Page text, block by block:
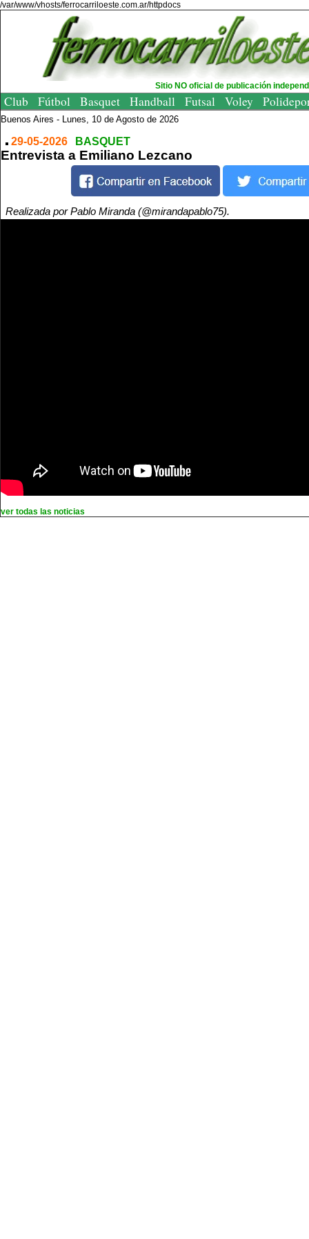
/var/www/vhosts/ferrocarriloeste.com.ar/httpdocs
Sitio NO oficial de publicación
Club Fútbol Basquet Handball Futsal Voley
Buenos Aires - Lunes, 10 de Agosto de 2026
29-05-2026 BASQUET
Entrevista a Emiliano Lezcano
Realizada por Pablo Miranda (@mirandapablo75).
ver todas las noticias